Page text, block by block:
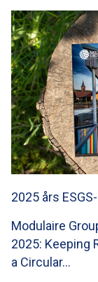
2025 års
Modulaire
2025: Keeping
a Circular…